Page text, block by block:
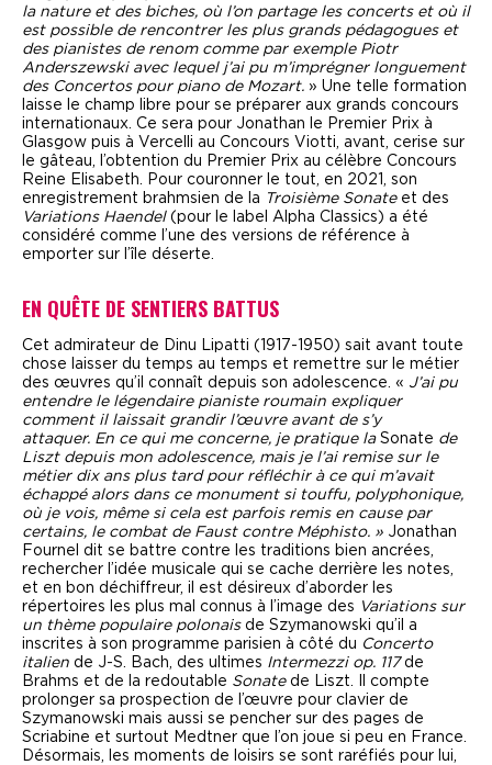
la nature et des biches, où l’on partage les concerts et où il
est possible de rencontrer les plus grands pédagogues et
des pianistes de renom comme par exemple Piotr
Anderszewski avec lequel j’ai pu m’imprégner longuement
des Concertos pour piano de Mozart. » Une telle formation
laisse le champ libre pour se préparer aux grands concours
internationaux. Ce sera pour Jonathan le Premier Prix à
Glasgow puis à Vercelli au Concours Viotti, avant, cerise sur
le gâteau, l’obtention du Premier Prix au célèbre Concours
Reine Elisabeth. Pour couronner le tout, en 2021, son
enregistrement brahmsien de la Troisième Sonateet des
Variations Haendel (pour le label Alpha Classics) a été
considéré comme l’une des versions de référence à
emporter sur l’île déserte.
EN QUÊTE DE SENTIERS BATTUS
Cet admirateur de Dinu Lipatti (1917-1950) sait avant toute
chose laisser du temps au temps et remettre sur le métier
des œuvres qu’il connaît depuis son adolescence. « J’ai pu
entendre le légendaire pianiste roumain expliquer
comment il laissait grandir l’œuvre avant de s’y
attaquer. En ce qui me concerne, je pratique la Sonate de
Liszt depuis mon adolescence, mais je l’ai remise sur le
métier dix ans plus tard pour réfléchir à ce qui m’avait
échappé alors dans ce monument si touffu, polyphonique,
où je vois, même si cela est parfois remis en cause par
certains, le combat de Faust contre Méphisto. » Jonathan
Fournel dit se battre contre les traditions bien ancrées,
rechercher l’idée musicale qui se cache derrière les notes,
et en bon déchiffreur, il est désireux d’aborder les
répertoires les plus mal connus à l’image des Variations sur
un thème populaire polonais de Szymanowski qu’il a
inscrites à son programme parisien à côté du Concerto
italien de J-S. Bach, des ultimes Intermezzi op. 117de
Brahms et de la redoutable Sonatede Liszt. Il compte
prolonger sa prospection de l’œuvre pour clavier de
Szymanowski mais aussi se pencher sur des pages de
Scriabine et surtout Medtner que l’on joue si peu en France.
Désormais, les moments de loisirs se sont raréfiés pour lui,